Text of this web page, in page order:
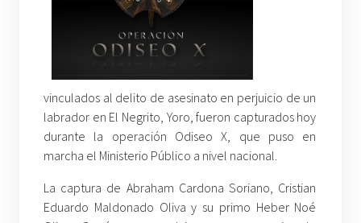
vinculados al delito de asesinato en perjuicio de un
labrador en El Negrito, Yoro, fueron capturados hoy
durante la operación Odiseo X, que puso en
marcha el Ministerio Público a nivel nacional.
La captura de Abraham Cardona Soriano, Cristian
Eduardo Maldonado Oliva y su primo Heber Noé